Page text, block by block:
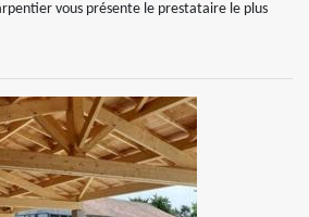
vous présente le prestataire le plus